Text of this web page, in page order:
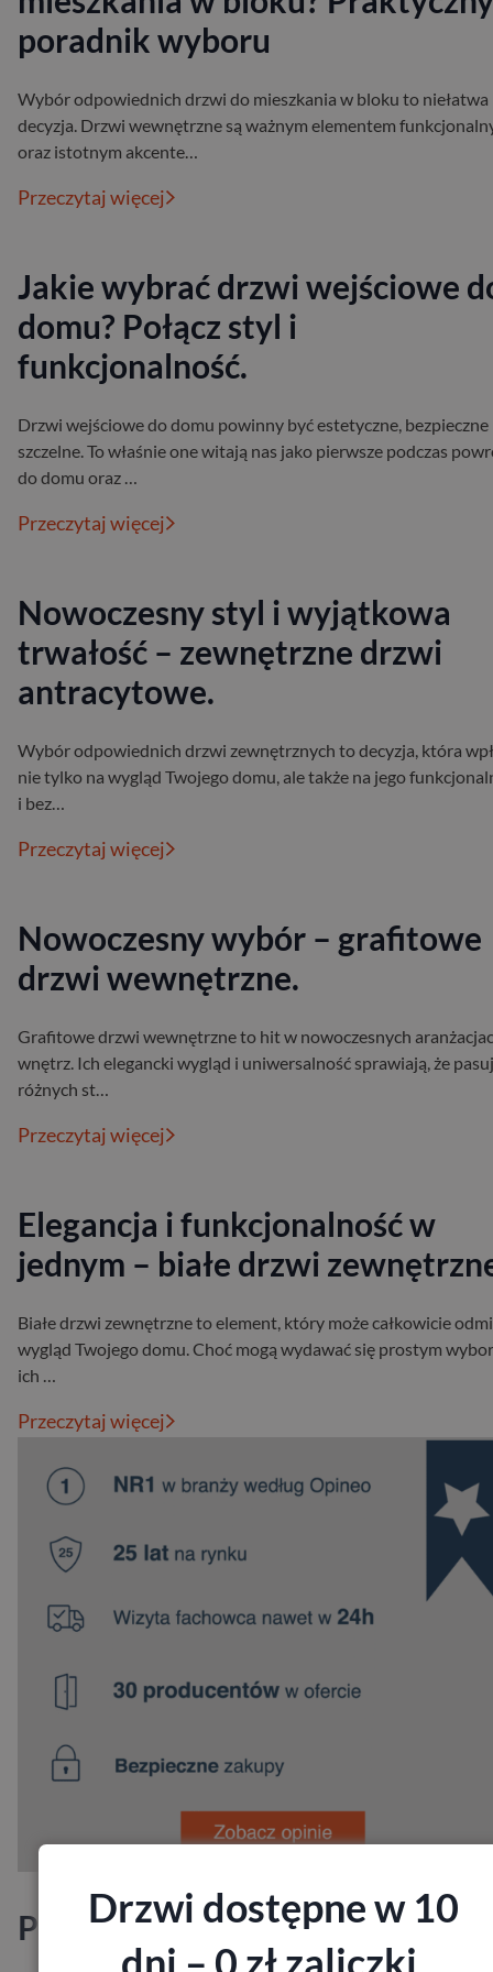
poradnik wyboru
Wybór odpowiednich drzwi do mieszkania w bloku to niełatwa
decyzja. Drzwi wewnętrzne są ważnym elementem
oraz istotnym akcente…
Przeczytaj więcej
Jakie wybrać drzwi wejściowe
domu? Połącz styl i
funkcjonalność.
Drzwi wejściowe do domu powinny być estetyczne, bezpieczne
szczelne. To właśnie one witają nas jako pierwsze podczas
do domu oraz …
Przeczytaj więcej
Nowoczesny styl i wyjątkowa
trwałość – zewnętrzne drzwi
antracytowe.
Wybór odpowiednich drzwi zewnętrznych to decyzja, która
nie tylko na wygląd Twojego domu, ale także na jego
i bez…
Przeczytaj więcej
Nowoczesny wybór – grafitowe
drzwi wewnętrzne.
Grafitowe drzwi wewnętrzne to hit w nowoczesnych
wnętrz. Ich elegancki wygląd i uniwersalność sprawiają, że
różnych st…
Przeczytaj więcej
Elegancja i funkcjonalność w
jednym – białe drzwi
Białe drzwi zewnętrzne to element, który może całkowicie
wygląd Twojego domu. Choć mogą wydawać się prostym
ich …
Przeczytaj więcej
Producenci
Drzwi dostępne w 10
dni – 0 zł zaliczki,